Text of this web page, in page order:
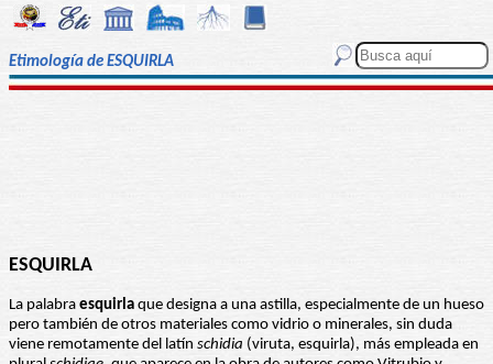
Etimología de ESQUIRLA
ESQUIRLA
La palabra esquirla que designa a una astilla, especialmente de un hueso
pero también de otros materiales como vidrio o minerales, sin duda
viene remotamente del latín schidia (viruta, esquirla), más empleada en